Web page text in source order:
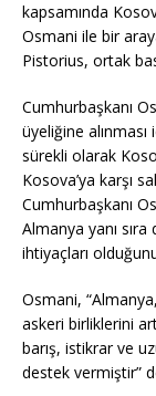
kapsamında
Osmani ile bir
Pistorius, ortak
Cumhurbaşkanı
üyeliğine
sürekli olarak
Kosova’ya karşı
Cumhurbaşkanı
Almanya yanı
ihtiyaçları
Osmani,
askeri birliklerini
barış, istikrar ve
destek vermiştir”